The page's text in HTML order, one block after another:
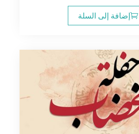
إضافة إلى السلة